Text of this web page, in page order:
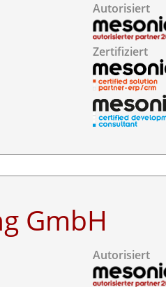
Autorisiert
Zertifiziert
GmbH
Autorisiert